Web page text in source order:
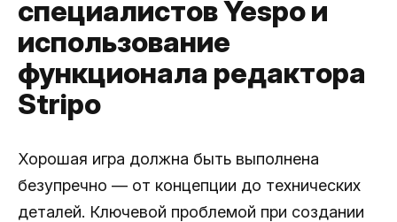
специалистов Yespo и
использование
функционала редактора
Stripo
Хорошая игра должна быть выполнена
безупречно — от концепции до технических
деталей. Ключевой проблемой при создании